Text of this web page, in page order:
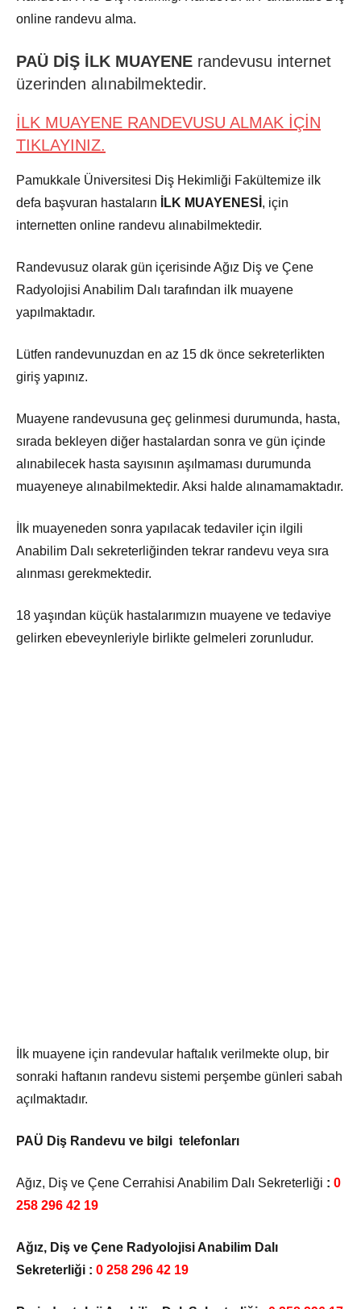
online randevu alma.
PAÜ DİŞ İLK MUAYENE randevusu internet
üzerinden alınabilmektedir.
İLK MUAYENE RANDEVUSU ALMAK İÇİN
TIKLAYINIZ.
Pamukkale Üniversitesi Diş Hekimliği Fakültemize ilk
defa başvuran hastaların
İLK MUAYENESİ , için
internetten online randevu alınabilmektedir.
Randevusuz olarak gün içerisinde Ağız Diş ve Çene
Radyolojisi Anabilim Dalı tarafından ilk muayene
yapılmaktadır.
Lütfen randevunuzdan en az 15 dk önce sekreterlikten
giriş yapınız.
Muayene randevusuna geç gelinmesi durumunda, hasta,
sırada bekleyen diğer hastalardan sonra ve gün içinde
alınabilecek hasta sayısının aşılmaması durumunda
muayeneye alınabilmektedir. Aksi halde alınamamaktadır.
İlk muayeneden sonra yapılacak tedaviler için ilgili
Anabilim Dalı sekreterliğinden tekrar randevu veya sıra
alınması gerekmektedir.
18 yaşından küçük hastalarımızın muayene ve tedaviye
gelirken ebeveynleriyle birlikte gelmeleri zorunludur.
İlk muayene için randevular haftalık verilmekte olup, bir
sonraki haftanın randevu sistemi perşembe günleri sabah
açılmaktadır.
PAÜ Diş Randevu ve bilgi telefonları
Ağız, Diş ve Çene Cerrahisi Anabilim Dalı Sekreterliği : 0
258 296 42 19
Ağız, Diş ve Çene Radyolojisi Anabilim Dalı
Sekreterliği : 0 258 296 42 19